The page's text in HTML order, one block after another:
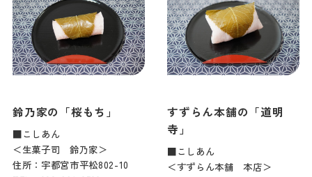
鈴乃家の「桜もち」
■こしあん
＜生菓子司 鈴乃家＞
住所：宇都宮市平松802-10
すずらん本舗の「道明
寺」
■こしあん
＜すずらん本舗 本店＞